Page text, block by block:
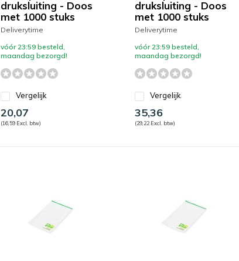
druksluiting - Doos
met 1000 stuks
Deliverytime
vóór 23:59 besteld,
maandag bezorgd!
Vergelijk
20,07
(16,59 Excl. btw)
druksluiting - Doos
met 1000 stuks
Deliverytime
vóór 23:59 besteld,
maandag bezorgd!
Vergelijk
35,36
(29,22 Excl. btw)